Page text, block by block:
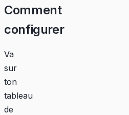
Comment
configurer
Va
sur
ton
tableau
de